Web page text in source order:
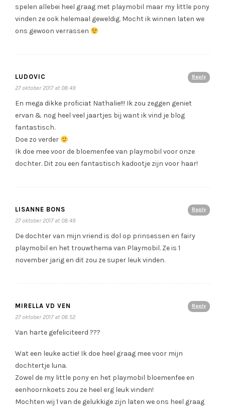
spelen allebei heel graag met playmobil maar my little pony
vinden ze ook helemaal geweldig. Mocht ik winnen laten we
ons gewoon verrassen
Reply
LUDOVIC
27 oktober 2017 at 08:49
En mega dikke proficiat Nathalie!!! Ik zou zeggen geniet
ervan & nog heel veel jaartjes bij want ik vind je blog
fantastisch.
Doe zo verder
Ik doe mee voor de bloemenfee van playmobil voor onze
dochter. Dit zou een fantastisch kadootje zijn voor haar!
Reply
LISANNE BONS
27 oktober 2017 at 08:49
De dochter van mijn vriend is dol op prinsessen en fairy
playmobil en het trouwthema van Playmobil. Ze is 1
november jarig en dit zou ze super leuk vinden.
Reply
MIRELLA VD VEN
27 oktober 2017 at 08:52
Van harte gefeliciteerd ???
Wat een leuke actie! Ik doe heel graag mee voor mijn
dochtertje luna.
Zowel de my little pony en het playmobil bloemenfee en
eenhoornkoets zou ze heel erg leuk vinden!
Mochten wij 1 van de gelukkige zijn laten we ons heel graag